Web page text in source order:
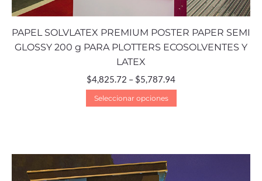
PAPEL SOLVLATEX PREMIUM POSTER PAPER SEMI
GLOSSY 200 g PARA PLOTTERS ECOSOLVENTES Y
LATEX
$4,825.72 – $5,787.94
Seleccionar opciones